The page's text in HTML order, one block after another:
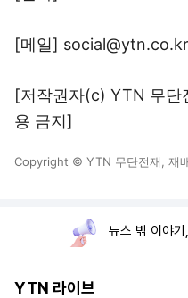
[메일] social@ytn.co.kr
[저작권자(c) YTN 무단
용 금지]
Copyright © YTN 무단전재, 재
뉴스 밖 이야기
YTN 라이브